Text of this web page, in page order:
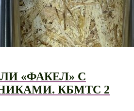
«ФАКЕЛ» С
КБМТС 2